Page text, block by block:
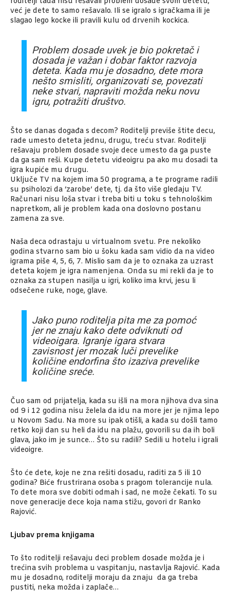
već je dete to samo rešavalo. Ili se igralo s igračkama ili je
slagao lego kocke ili pravili kulu od drvenih kockica.
Problem dosade uvek je bio pokretač i
dosada je važan i dobar faktor razvoja
deteta. Kada mu je dosadno, dete mora
nešto smisliti, organizovati se, povezati
neke stvari, napraviti možda neku novu
igru, potražiti društvo.
Što se danas događa s decom? Roditelji previše štite decu,
rade umesto deteta jednu, drugu, treću stvar. Roditelji
rešavaju problem dosade svoje dece umesto da ga puste
da ga sam reši. Kupe detetu videoigru pa ako mu dosadi ta
igra kupiće mu drugu.
Uključe TV na kojem ima 50 programa, a te programe radili
su psiholozi da ‘zarobe’ dete, tj. da što više gledaju TV.
Računari nisu loša stvar i treba biti u toku s tehnološkim
napretkom, ali je problem kada ona doslovno postanu
zamena za sve.
Naša deca odrastaju u virtualnom svetu. Pre nekoliko
godina stvarno sam bio u šoku kada sam vidio da na video
igrama piše 4, 5, 6, 7. Mislio sam da je to oznaka za uzrast
deteta kojem je igra namenjena. Onda su mi rekli da je to
oznaka za stupen nasilja u igri, koliko ima krvi, jesu li
odsečene ruke, noge, glave.
Jako puno roditelja pita me za pomoć
jer ne znaju kako dete odviknuti od
videoigara. Igranje igara stvara
zavisnost jer mozak luči prevelike
količine endorfina što izaziva prevelike
količine sreće.
Čuo sam od prijatelja, kada su išli na mora njihova dva sina
od 9 i 12 godina nisu želela da idu na more jer je njima lepo
u Novom Sadu. Na more su ipak otišli, a kada su došli tamo
retko koji dan su heli da idu na plažu, govorili su da ih boli
glava, jako im je sunce… Što su radili? Sedili u hotelu i igrali
videoigre.
Što će dete, koje ne zna rešiti dosadu, raditi za 5 ili 10
godina? Biće frustrirana osoba s pragom tolerancije nula.
To dete mora sve dobiti odmah i sad, ne može čekati. To su
nove generacije dece koja nama stižu, govori dr Ranko
Rajović.
Ljubav prema knjigama
To što roditelji rešavaju deci problem dosade možda je i
trećina svih problema u vaspitanju, nastavlja Rajović. Kada
mu je dosadno, roditelji moraju da znaju da ga treba
pustiti, neka možda i zaplače…